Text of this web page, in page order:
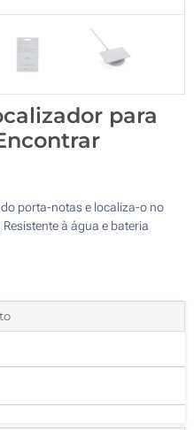
para
porta-notas e localiza-o no
à água e bateria